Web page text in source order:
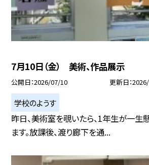
7月10日（金） 美術、作品展示
公開日 2026/07/10 更新日
学校のようす
昨日、美術室を覗いたら、1年生が一生
ます。放課後、渡り廊下を通...